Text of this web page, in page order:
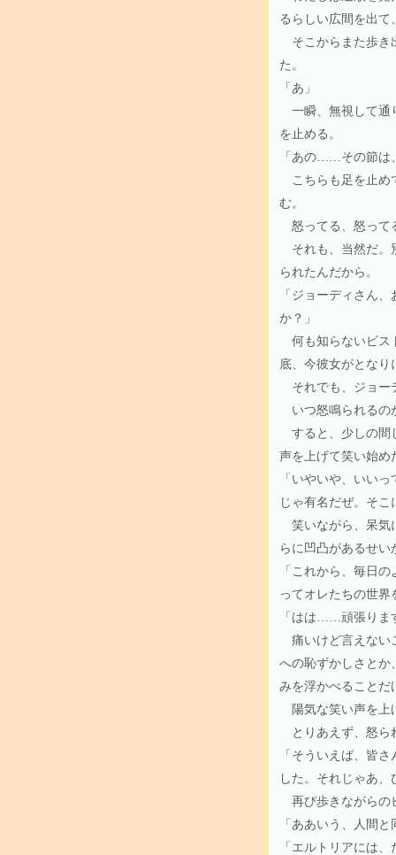
るらしい広間を出て
そこからまた歩き
た。
「あ」
一瞬、無視して通
を止める。
「あの……その節
こちらも足を止め
む。
怒ってる、怒って
それも、当然だ。
られたんだから。
「ジョーディさん
か？」
何も知らないビス
底、今彼女がとな
それでも、ジョー
いつ怒鳴られるの
すると、少しの間
声を上げて笑い始め
「いやいや、いい
じゃ有名だぜ。そ
笑いながら、呆気
らに凹凸があるせ
「これから、毎日
ってオレたちの世
「はは……頑張り
痛いけど言えない
への恥ずかしさとか
みを浮かべることだ
陽気な笑い声を上
とりあえず、怒ら
「そういえば、皆
した。それじゃあ
再び歩きながらの
「ああいう、人間
「エルトリアには